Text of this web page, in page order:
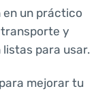
en un práctico
y
para usar.
mejorar tu